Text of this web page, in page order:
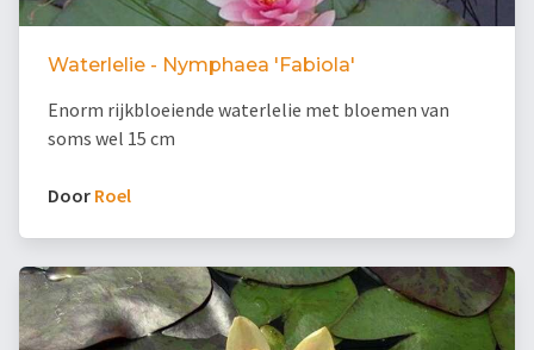
Waterlelie - Nymphaea 'Fabiola'
Enorm rijkbloeiende waterlelie met bloemen van
soms wel 15 cm
Door Roel